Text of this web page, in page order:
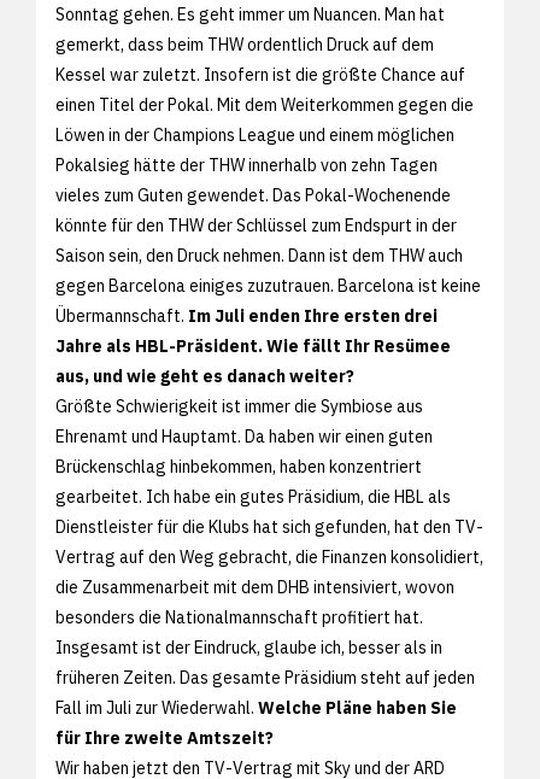
Sonntag gehen. Es geht immer um Nuancen. Man hat
gemerkt, dass beim THW ordentlich Druck auf dem
Kessel war zuletzt. Insofern ist die größte Chance auf
einen Titel der Pokal. Mit dem Weiterkommen gegen die
Löwen in der Champions League und einem möglichen
Pokalsieg hätte der THW innerhalb von zehn Tagen
vieles zum Guten gewendet. Das Pokal-Wochenende
könnte für den THW der Schlüssel zum Endspurt in der
Saison sein, den Druck nehmen. Dann ist dem THW auch
gegen Barcelona einiges zuzutrauen. Barcelona ist keine
Übermannschaft. Im Juli enden Ihre ersten drei
Jahre als HBL-Präsident. Wie fällt Ihr Resümee
aus, und wie geht es danach weiter?
Größte Schwierigkeit ist immer die Symbiose aus
Ehrenamt und Hauptamt. Da haben wir einen guten
Brückenschlag hinbekommen, haben konzentriert
gearbeitet. Ich habe ein gutes Präsidium, die HBL als
Dienstleister für die Klubs hat sich gefunden, hat den TV-
Vertrag auf den Weg gebracht, die Finanzen konsolidiert,
die Zusammenarbeit mit dem DHB intensiviert, wovon
besonders die Nationalmannschaft profitiert hat.
Insgesamt ist der Eindruck, glaube ich, besser als in
früheren Zeiten. Das gesamte Präsidium steht auf jeden
Fall im Juli zur Wiederwahl. Welche Pläne haben Sie
für Ihre zweite Amtszeit?
Wir haben jetzt den TV-Vertrag mit Sky und der ARD